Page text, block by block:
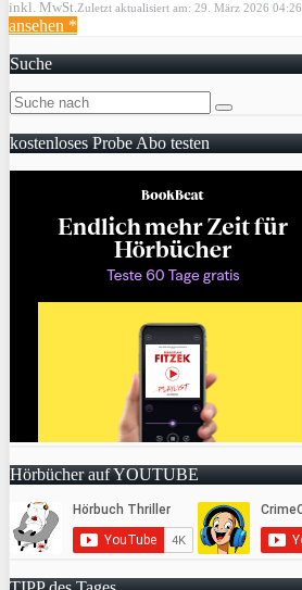
inkl. MwSt. Zuletzt aktualisiert am: 29. März 2026 04:26
ansehen *
Suche
kostenloses Probe Abo testen
Hörbücher auf YOUTUBE